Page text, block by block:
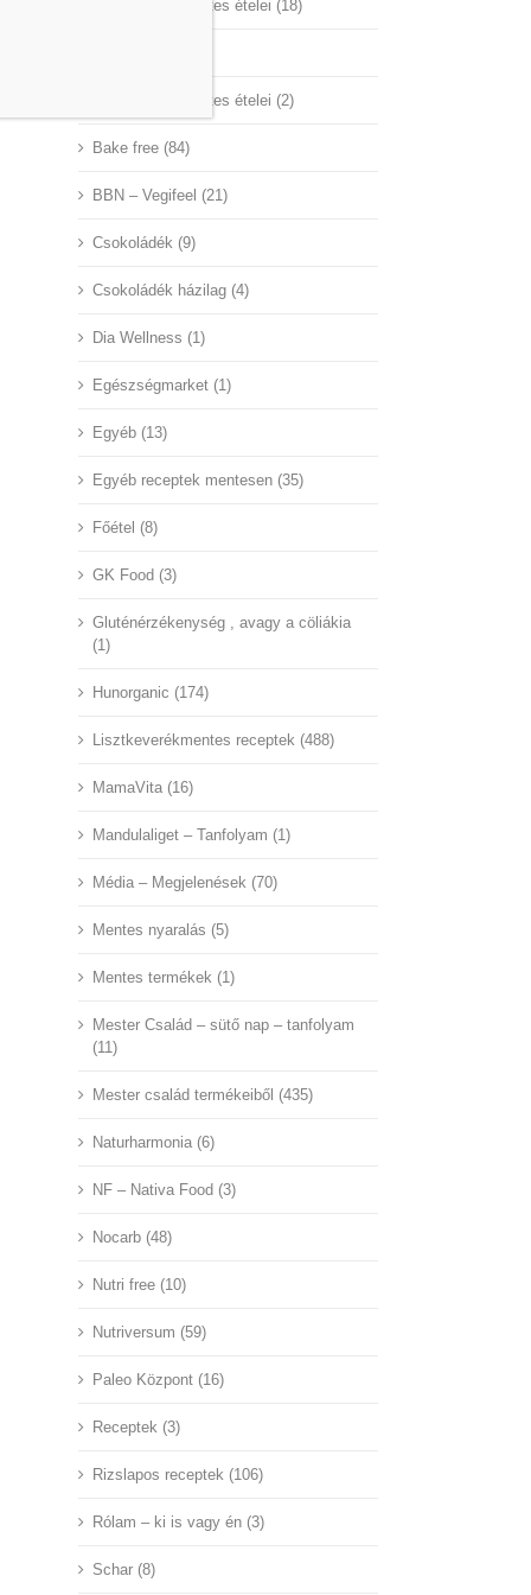
A Nagyvilág mentes ételei (18)
Az ünnepek mentes ételei (2)
Bake free (84)
BBN – Vegifeel (21)
Csokoládék (9)
Csokoládék házilag (4)
Dia Wellness (1)
Egészségmarket (1)
Egyéb (13)
Egyéb receptek mentesen (35)
Főétel (8)
GK Food (3)
Gluténérzékenység , avagy a cöliákia
(1)
Hunorganic (174)
Lisztkeverékmentes receptek (488)
MamaVita (16)
Mandulaliget – Tanfolyam (1)
Média – Megjelenések (70)
Mentes nyaralás (5)
Mentes termékek (1)
Mester Család – sütő nap – tanfolyam
(11)
Mester család termékeiből (435)
Naturharmonia (6)
NF – Nativa Food (3)
Nocarb (48)
Nutri free (10)
Nutriversum (59)
Paleo Központ (16)
Receptek (3)
Rizslapos receptek (106)
Rólam – ki is vagy én (3)
Schar (8)